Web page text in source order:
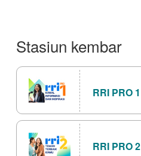
Stasiun kembar
RRI PRO 1
RRI PRO 2